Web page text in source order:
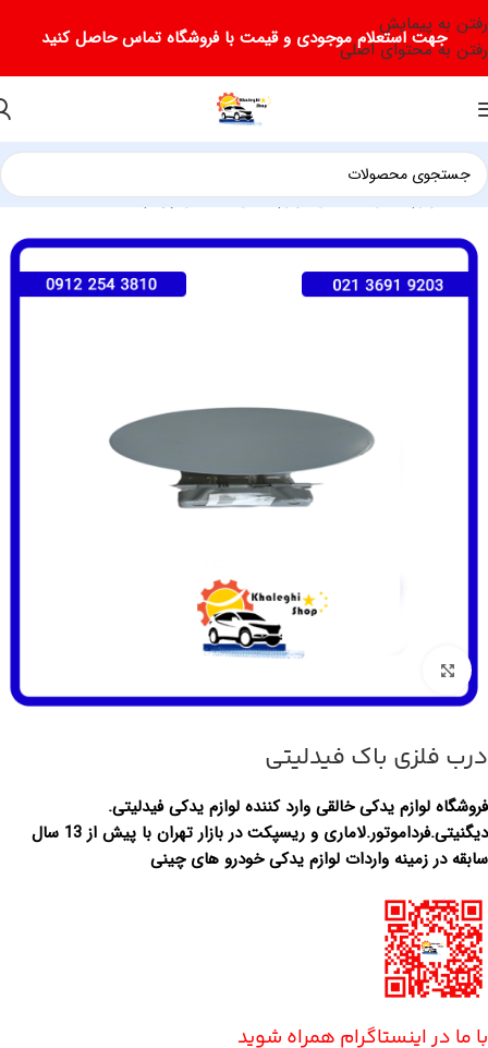
رفتن به پیمایش
رفتن به محتوای اصلی
جهت استعلام موجودی و قیمت با فروشگاه تماس حاصل کنید
خانه/لوازم یدکی فیدلیتی/لوازم یدکی فیدلیتی پرایم
درب فلزی باک فیدلیتی
فروشگاه لوازم یدکی خالقی وارد کننده لوازم یدکی فیدلیتی.
دیگنیتی.فرداموتور.لاماری و ریسپکت در بازار تهران با پیش از 13 سال
سابقه در زمینه واردات لوازم یدکی خودرو های چینی
با ما در اینستاگرام همراه شوید